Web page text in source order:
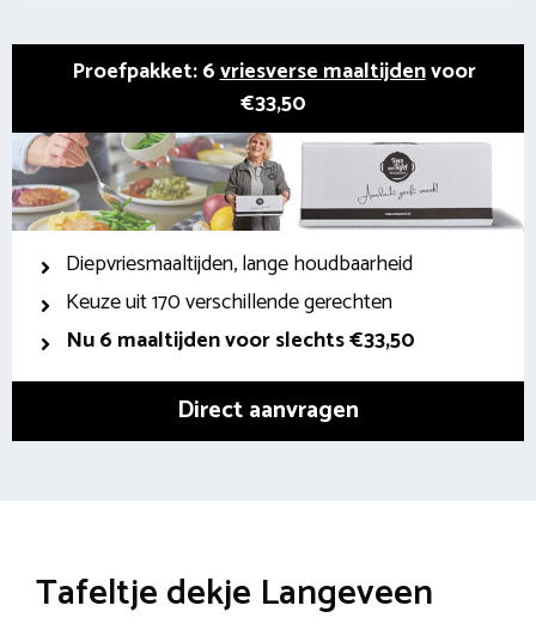
Proefpakket: 6vriesverse maaltijdenvoor
€33,50
Diepvriesmaaltijden, lange houdbaarheid
Keuze uit 170 verschillende gerechten
Nu 6 maaltijden voor slechts €33,50
Direct aanvragen
Tafeltje dekje Langeveen